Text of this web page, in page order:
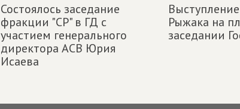
Состоялось заседание
фракции "СР" в ГД с
участием генерального
директора АСВ Юрия
Исаева
Рыжака на
заседании